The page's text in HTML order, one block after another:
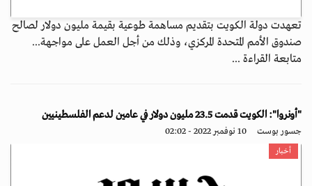
تعهدت دولة الكويت بتقديم مساهمة طوعية بقيمة مليون دولار لصالح
صندوق الأمم المتحدة المركزي، وذلك من أجل العمل على مواجهة...
متابعة القراءة ...
"أونروا": الكويت قدمت 23.5 مليون دولار في عامين لدعم الفلسطينيين
جسور بوست 10 نوفمبر 2022 - 02:02
أخبار